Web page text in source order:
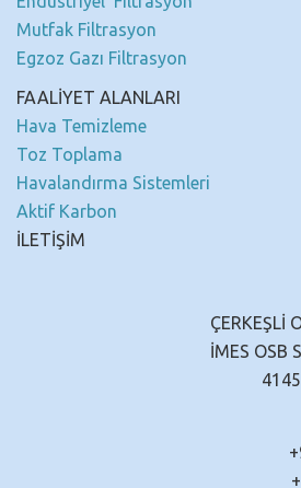
Mutfak Filtrasyon
Egzoz Gazı Filtrasyon
FAALİYET ALANLARI
Hava Temizleme
Toz Toplama
Havalandırma Sistemleri
Aktif Karbon
İLETİŞİM
ÇERKEŞLİ
İMES OSB